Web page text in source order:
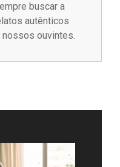
buscar a
autênticos
ouvintes.